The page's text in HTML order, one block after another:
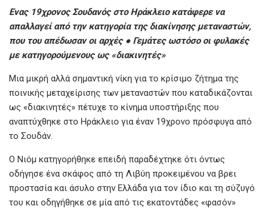
ce
b
o
k
tt
er
ail er at
s
A
p
se
n
g
Ενας 19χρονος Σουδανός στο Ηράκλειο κατάφερε να
απαλλαγεί από την κατηγορία της διακίνησης μεταναστών,
που του απέδωσαν οι αρχές ● Γεμάτες ωστόσο οι φυλακές
με κατηγορούμενους ως «διακινητές»
Μια μικρή αλλά σημαντική νίκη για το κρίσιμο ζήτημα της
ποινικής μεταχείρισης των μεταναστών που καταδικάζονται
ως «διακινητές» πέτυχε το κίνημα υποστήριξης που
αναπτύχθηκε στο Ηράκλειο για έναν 19χρονο πρόσφυγα από
το Σουδάν.
Ο Νιόμ κατηγορήθηκε επειδή παραδέχτηκε ότι όντως
οδήγησε ένα σκάφος από τη Λιβύη προκειμένου να βρει
προστασία και άσυλο στην Ελλάδα για τον ίδιο και τη σύζυγό
του και οδηγήθηκε σε μία από τις εκατοντάδες «φασόν»